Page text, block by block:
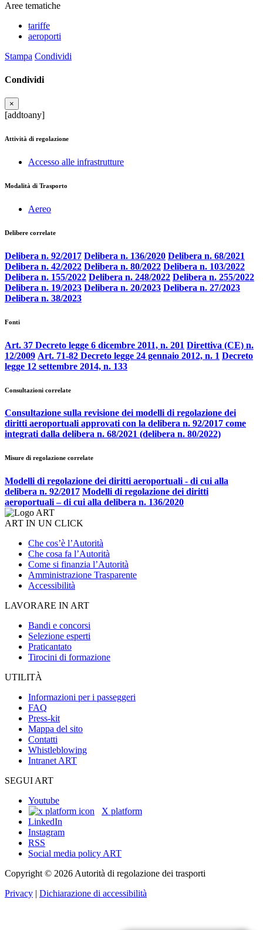
Aree tematiche
tariffe
aeroporti
Stampa Condividi
Condividi
×
[addtoany]
Attività di regolazione
Accesso alle infrastrutture
Modalità di Trasporto
Aereo
Delibere correlate
Delibera n. 92/2017 Delibera n. 136/2020 Delibera n. 68/2021
Delibera n. 42/2022 Delibera n. 80/2022 Delibera n. 103/2022
Delibera n. 155/2022 Delibera n. 248/2022 Delibera n. 255/2022
Delibera n. 19/2023 Delibera n. 20/2023 Delibera n. 27/2023
Delibera n. 38/2023
Fonti
Art. 37 Decreto legge 6 dicembre 2011, n. 201 Direttiva (CE) n.
12/2009 Art. 71-82 Decreto legge 24 gennaio 2012, n. 1 Decreto
legge 12 settembre 2014, n. 133
Consultazioni correlate
Consultazione sulla revisione dei modelli di regolazione dei
diritti aeroportuali approvati con la delibera n. 92/2017 come
integrati dalla delibera n. 68/2021 (delibera n. 80/2022)
Misure di regolazione correlate
Modelli di regolazione dei diritti aeroportuali - di cui alla
delibera n. 92/2017 Modelli di regolazione dei diritti
aeroportuali – di cui alla delibera n. 136/2020
ART IN UN CLICK
Che cos’è l’Autorità
Che cosa fa l’Autorità
Come si finanzia l’Autorità
Amministrazione Trasparente
Accessibilità
LAVORARE IN ART
Bandi e concorsi
Selezione esperti
Praticantato
Tirocini di formazione
UTILITÀ
Informazioni per i passeggeri
FAQ
Press-kit
Mappa del sito
Contatti
Whistleblowing
Intranet ART
SEGUI ART
Youtube
X platform
LinkedIn
Instagram
RSS
Social media policy ART
Copyright © 2026 Autorità di regolazione dei trasporti
Privacy | Dichiarazione di accessibilità